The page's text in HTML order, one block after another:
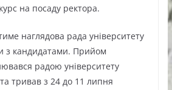
на посаду ректора.
наглядова рада університету
з кандидатами. Прийом
радою університету
тривав з 24 до 11 липня